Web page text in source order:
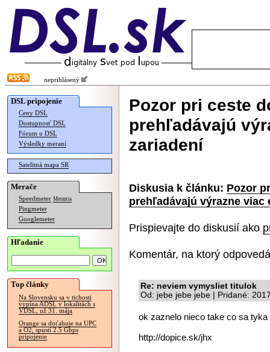
neprihlásený
DSL pripojenie
Ceny DSL
Dostupnosť DSL
Fórum o DSL
Výsledky meraní
Satelitná mapa SR
Merače
Speedmeter Merania
Pingmeter
Googlemeter
Hľadanie
Top články
Na Slovensku sa v tichosti
vypína ADSL v lokalitách s
VDSL, už 31. mája
Orange sa doťahuje na UPC
a O2, spustí 2.5 Gbps
pripojenie
Pozor pri ceste
prehľadávajú
zariadení
Diskusia k článku: Pozor
prehľadávajú výrazne
Prispievajte do diskusií ako
Komentár, na ktorý
Re: neviem vymysliet titulok
Od: jebe jebe jebe | Pridané:
ok zaznelo nieco take co sa
http://dopice.sk/jhx